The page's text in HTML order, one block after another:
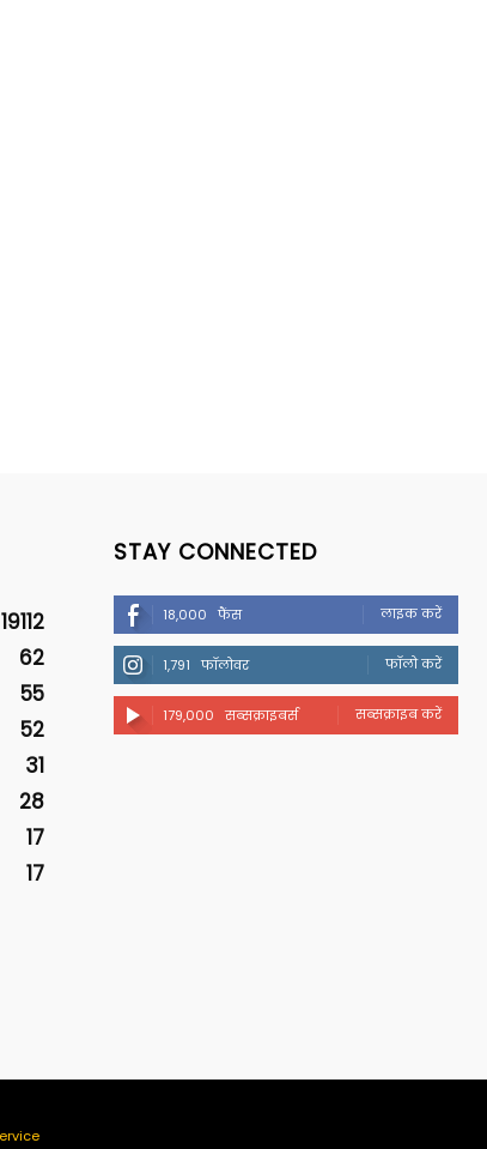
19112
62
55
52
31
28
17
17
STAY CONNECTED
18,000 फैंस लाइक करें
1,791 फॉलोवर फॉलो करें
179,000 सब्सक्राइबर्स सब्सक्राइब करें